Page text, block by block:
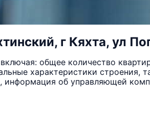
г Кяхта, ул
общее количество
характеристики строения,
об управляющей